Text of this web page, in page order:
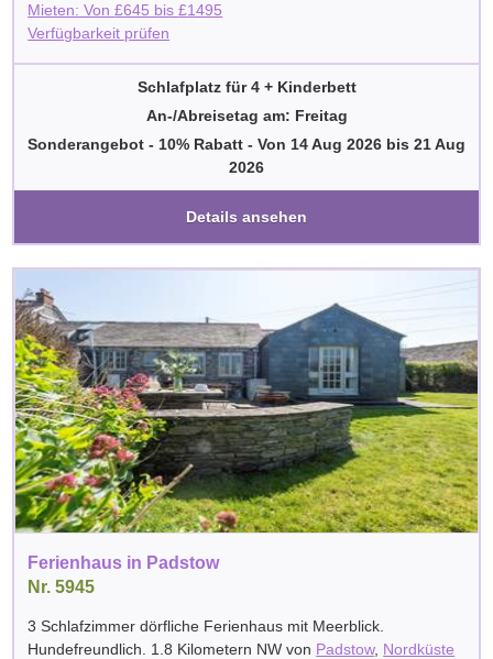
Mieten: Von£645 bis£1495
Verfügbarkeit prüfen
Schlafplatz für 4 + Kinderbett
An-/Abreisetag am: Freitag
Sonderangebot - 10% Rabatt - Von 14 Aug 2026 bis 21 Aug
2026
Details ansehen
Ferienhaus in Padstow
Nr. 5945
3 Schlafzimmer dörfliche Ferienhaus mit Meerblick.
Hundefreundlich. 1.8 Kilometern NW von Padstow, Nordküste